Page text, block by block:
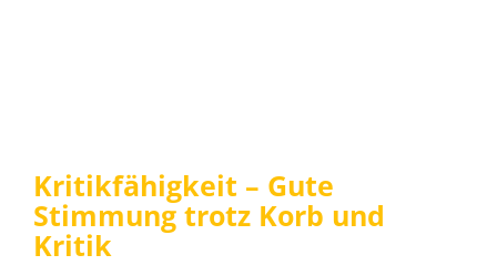
Kritikfähigkeit – Gute
Stimmung trotz Korb und
Kritik